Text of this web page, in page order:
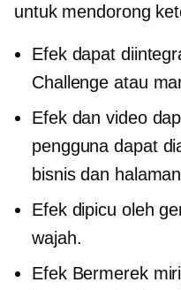
untuk mendorong
Efek dapat
Challenge atau
Efek dan video
pengguna dapat
bisnis dan
Efek dipicu oleh
wajah.
Efek Bermerek